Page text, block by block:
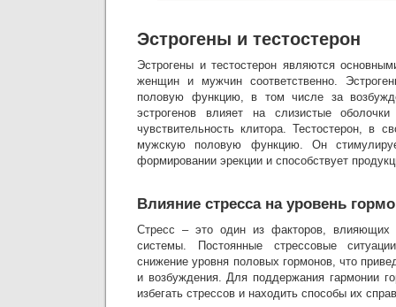
Эстрогены и тестостерон
Эстрогены и тестостерон являются
женщин и мужчин соответственно.
половую функцию, в том числе за
эстрогенов влияет на слизистые
чувствительность клитора. Тестостерон, в
мужскую половую функцию. Он
формировании эрекции и способствует
Влияние стресса на уровень
Стресс – это один из факторов, влияющих
системы. Постоянные стрессовые
снижение уровня половых гормонов, что
и возбуждения. Для поддержания гармонии
избегать стрессов и находить способы их